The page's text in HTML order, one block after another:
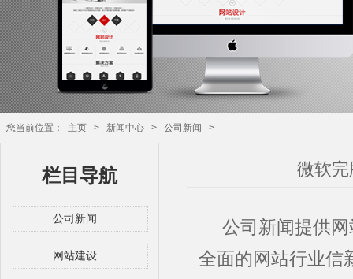
您当前位置： 主页 > 新闻中心 > 公司新闻 >
栏目导航
公司新闻
网站建设
微软完
公司新闻提供网
全面的网站行业信